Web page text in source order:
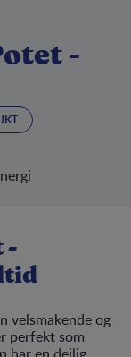
-
-
velsmakende og
perfekt som